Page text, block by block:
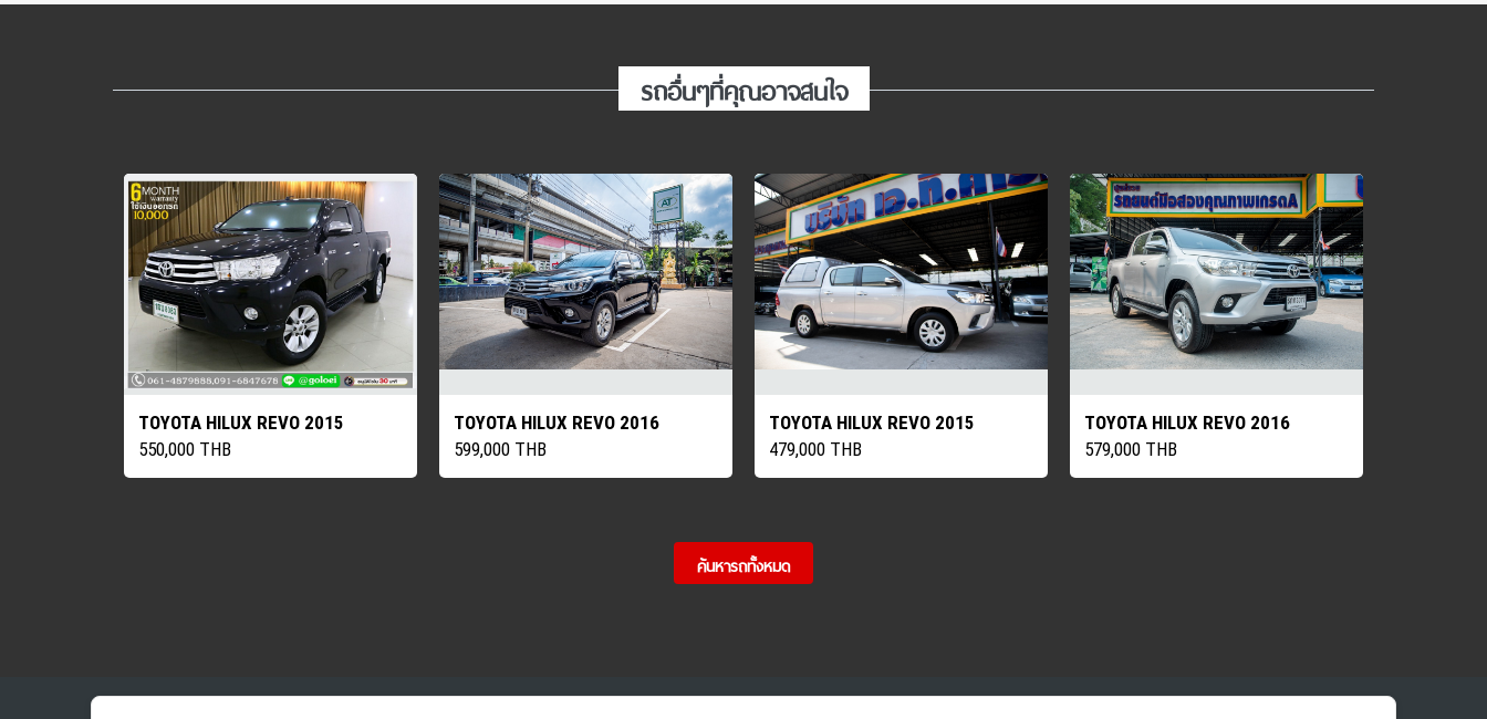
รถอื่นๆที่คุณอาจสนใจ
TOYOTA HILUX REVO 2015
550,000 THB
TOYOTA HILUX REVO 2016
599,000 THB
TOYOTA HILUX REVO 2015
479,000 THB
TOYOTA HILUX REVO 2016
579,000 THB
ค้นหารถทั้งหมด